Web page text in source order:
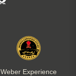
Weber Experience